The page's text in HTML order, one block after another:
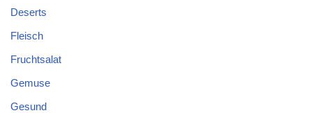
Deserts
Fleisch
Fruchtsalat
Gemuse
Gesund